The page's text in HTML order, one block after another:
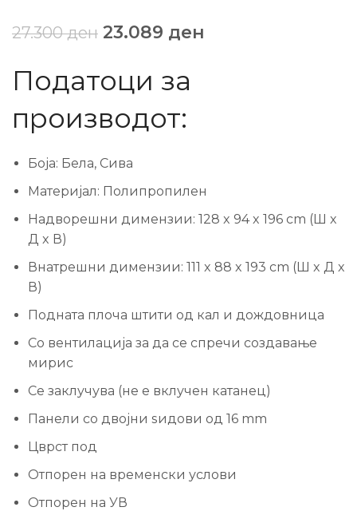
27.300ден 23.089 ден
Податоци за
производот:
Боја: Бела, Сива
Материјал: Полипропилен
Надворешни димензии: 128 x 94 x 196 cm (Ш x
Д x В)
Внатрешни димензии: 111 x 88 x 193 cm (Ш x Д x
В)
Подната плоча штити од кал и дождовница
Со вентилација за да се спречи создавање
мирис
Се заклучува (не е вклучен катанец)
Панели со двојни ѕидови од 16 mm
Цврст под
Отпорен на временски услови
Отпорен на УВ